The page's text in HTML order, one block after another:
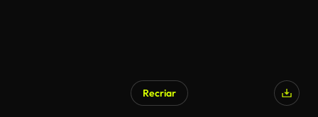
Recriar